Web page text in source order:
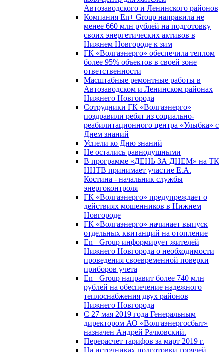
Автозаводского и Ленинского районов
Компания En+ Group направила не
менее 660 млн рублей на подготовку
своих энергетических активов в
Нижнем Новгороде к зим
ГК «Волгаэнерго» обеспечила теплом
более 95% объектов в своей зоне
ответственности
Масштабные ремонтные работы в
Автозаводском и Ленинском районах
Нижнего Новгорода
Сотрудники ГК «Волгаэнерго»
поздравили ребят из социально-
реабилитационного центра «Улыбка» с
Днем знаний
Успели ко Дню знаний
Не остались равнодушными
В программе «ДЕНЬ ЗА ДНЕМ» на ТК
ННТВ принимает участие Е.А.
Костина - начальник службы
энергоконтроля
ГК «Волгаэнерго» предупреждает о
действиях мошенников в Нижнем
Новгороде
ГК «Волгаэнерго» начинает выпуск
отдельных квитанций на отопление
En+ Group информирует жителей
Нижнего Новгорода о необходимости
проведения своевременной поверки
приборов учета
En+ Group направит более 740 млн
рублей на обеспечение надежного
теплоснабжения двух районов
Нижнего Новгорода
С 27 мая 2019 года Генеральным
директором АО «Волгаэнергосбыт»
назначен Андрей Рачковский.
Перерасчет тарифов за март 2019 г.